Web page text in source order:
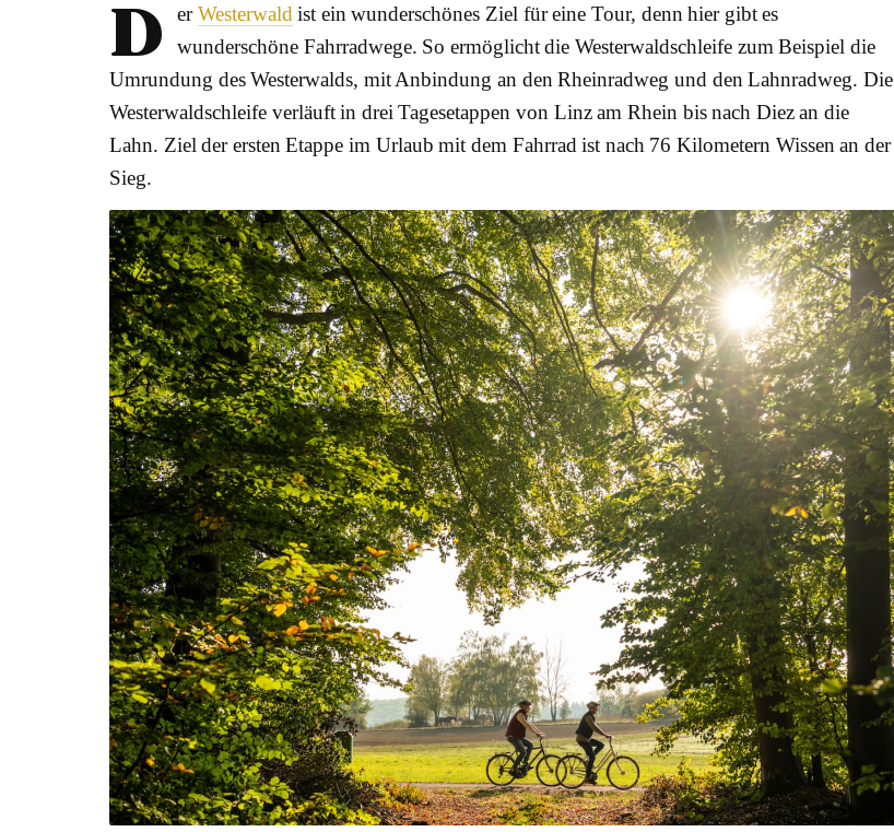
D erWesterwald ist ein wunderschönes Ziel für eine Tour, denn hier gibt es
wunderschöne Fahrradwege. So ermöglicht die Westerwaldschleife zum Beispiel die
Umrundung des Westerwalds, mit Anbindung an den Rheinradweg und den Lahnradweg. Die
Westerwaldschleife verläuft in drei Tagesetappen von Linz am Rhein bis nach Diez an die
Lahn. Ziel der ersten Etappe im Urlaub mit dem Fahrrad ist nach 76 Kilometern Wissen an der
Sieg.